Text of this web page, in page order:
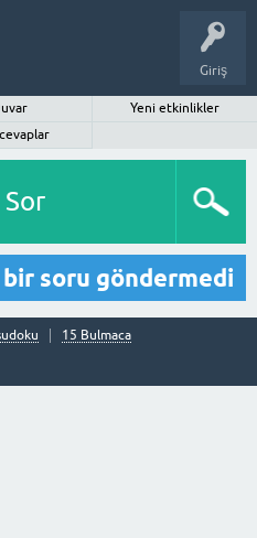
Giriş
Yeni etkinlikler
soru göndermedi
15 Bulmaca